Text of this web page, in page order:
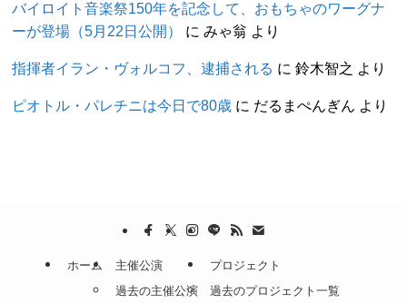
バイロイト音楽祭150年を記念して、おもちゃのワーグナ
ーが登場（5月22日公開）
にみゃ翁 より
指揮者イラン・ヴォルコフ、逮捕される に鈴木智之 より
ピオトル・パレチニは今日で80歳 に だるまぺんぎん より
ホーム
主催公演
過去の主催公演
プロジェクト
過去のプロジェクト一覧